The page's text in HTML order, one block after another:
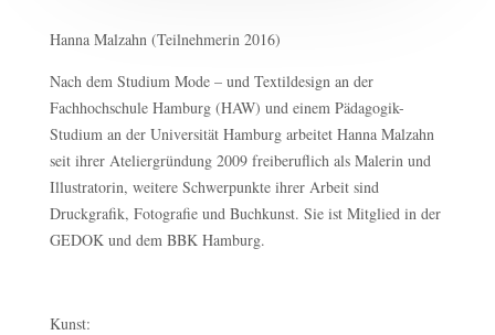
Hanna Malzahn (Teilnehmerin 2016)
Nach dem Studium Mode – und Textildesign an der
Fachhochschule Hamburg (HAW) und einem Pädagogik-
Studium an der Universität Hamburg arbeitet Hanna Malzahn
seit ihrer Ateliergründung 2009 freiberuflich als Malerin und
Illustratorin, weitere Schwerpunkte ihrer Arbeit sind
Druckgrafik, Fotografie und Buchkunst. Sie ist Mitglied in der
GEDOK und dem BBK Hamburg.
Kunst: